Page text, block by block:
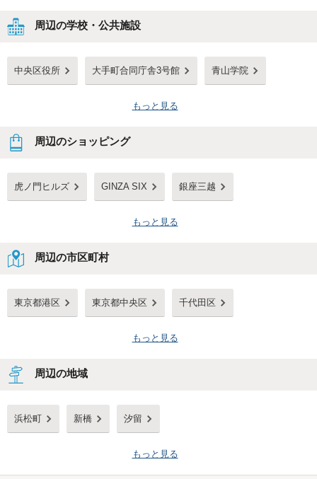
周辺の学校・公共施設
中央区役所 大手町合同庁舎3号館 青山学院
もっと見る
周辺のショッピング
虎ノ門ヒルズ GINZA SIX 銀座三越
もっと見る
周辺の市区町村
東京都港区 東京都中央区 千代田区
もっと見る
周辺の地域
浜松町 新橋 汐留
もっと見る